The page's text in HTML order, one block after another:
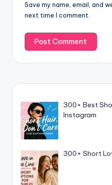
Save my name, email, and
next time I comment.
300+ Best
Instagram
300+ Short